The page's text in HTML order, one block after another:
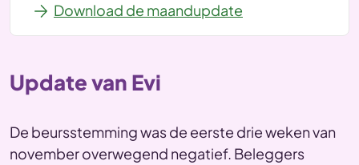
Download de maandupdate
Update van Evi
De beursstemming was de eerste drie weken van
november overwegend negatief. Beleggers